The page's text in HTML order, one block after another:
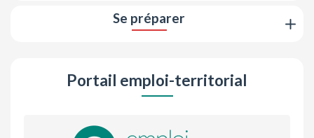
Se préparer
Portail emploi-territorial